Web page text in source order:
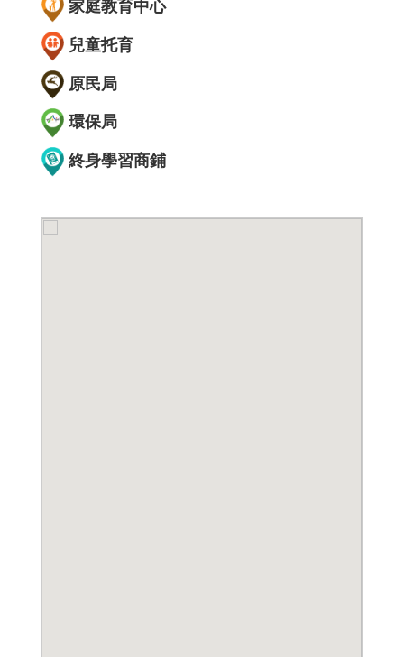
家庭教育中心
兒童托育
原民局
環保局
終身學習商鋪